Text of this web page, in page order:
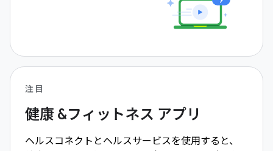
注目
健康 &フィットネス アプリ
ヘルスコネクトとヘルスサービスを使用すると、